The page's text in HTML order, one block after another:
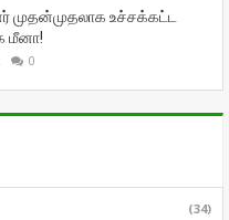
உச்சக்கட்ட
மீனா!
0
(34)